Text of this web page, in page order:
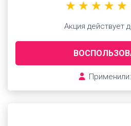
Применили:
Акция действует